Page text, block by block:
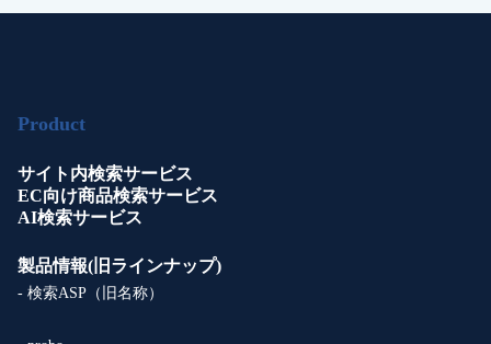
Product
サイト内検索サービス
EC向け商品検索サービス
AI検索サービス
製品情報(旧ラインナップ)
- 検索ASP（旧名称）